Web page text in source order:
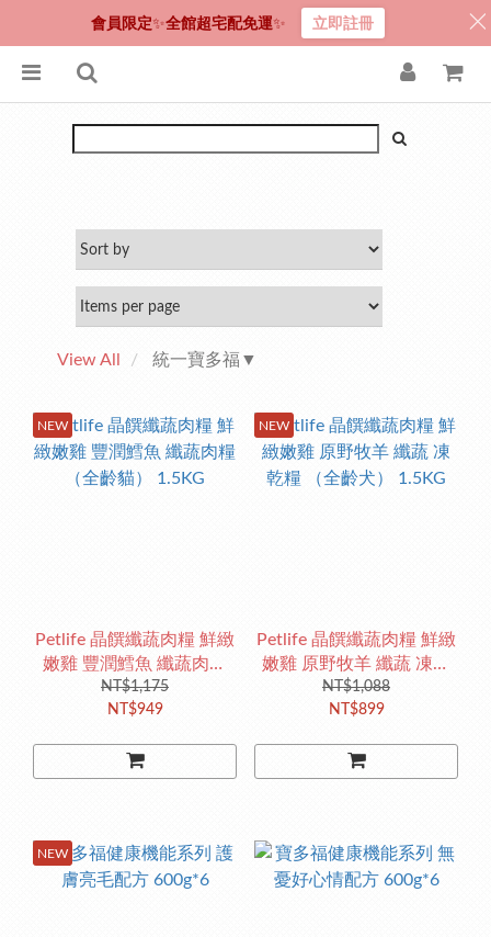
View All 統一寶多福▼
NEW
Petlife 晶饌纖蔬肉糧 鮮緻
嫩雞 豐潤鱈魚 纖蔬肉糧
（全齡貓） 1.5KG
NT$1,175
NT$949
NEW
Petlife 晶饌纖蔬肉糧 鮮緻
嫩雞 原野牧羊 纖蔬 凍乾
糧 （全齡犬） 1.5KG
NT$1,088
NT$899
NEW
會員限定✨全館超宅配免運✨ 立即註冊